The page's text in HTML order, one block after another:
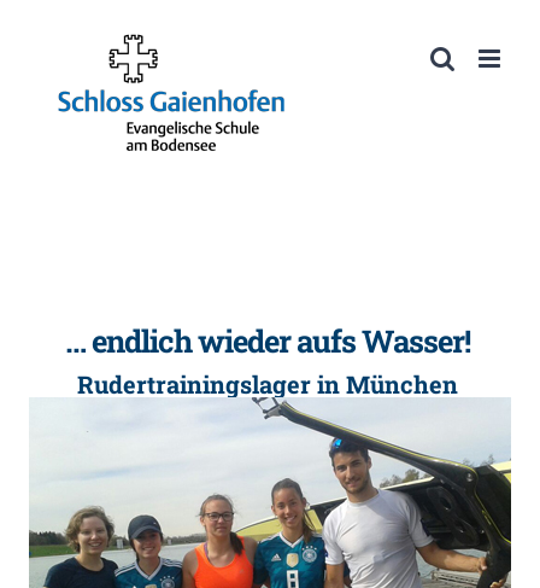
Werkzeugleiste öffnen
springen
… endlich wieder aufs Wasser!
Rudertrainingslager in München